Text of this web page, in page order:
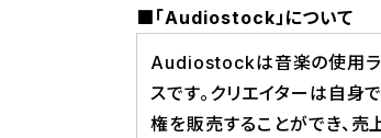
■「Audiostock」について
Audiostockは音楽の使用ラ
スです。クリエイターは自
権を販売することができ、